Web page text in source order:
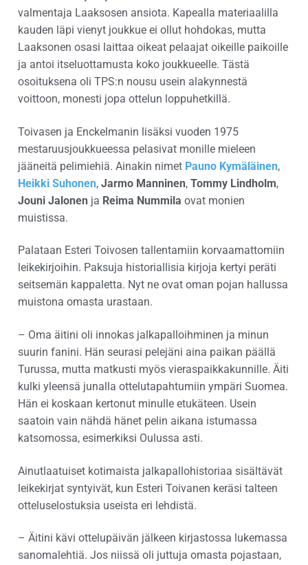
valmentaja Laaksosen ansiota. Kapealla materiaalilla
kauden läpi vienyt joukkue ei ollut hohdokas, mutta
Laaksonen osasi laittaa oikeat pelaajat oikeille paikoille
ja antoi itseluottamusta koko joukkueelle. Tästä
osoituksena oli TPS:n nousu usein alakynnestä
voittoon, monesti jopa ottelun loppuhetkillä.
Toivasen ja Enckelmanin lisäksi vuoden 1975
mestaruusjoukkueessa pelasivat monille mieleen
jääneitä pelimiehiä. Ainakin nimet Pauno Kymäläinen,
Heikki Suhonen, Jarmo Manninen, Tommy Lindholm,
Jouni Jalonen ja Reima Nummila ovat monien
muistissa.
Palataan Esteri Toivosen tallentamiin korvaamattomiin
leikekirjoihin. Paksuja historiallisia kirjoja kertyi peräti
seitsemän kappaletta. Nyt ne ovat oman pojan hallussa
muistona omasta urastaan.
– Oma äitini oli innokas jalkapalloihminen ja minun
suurin fanini. Hän seurasi pelejäni aina paikan päällä
Turussa, mutta matkusti myös vieraspaikkakunnille. Äiti
kulki yleensä junalla ottelutapahtumiin ympäri Suomea.
Hän ei koskaan kertonut minulle etukäteen. Usein
saatoin vain nähdä hänet pelin aikana istumassa
katsomossa, esimerkiksi Oulussa asti.
Ainutlaatuiset kotimaista jalkapallohistoriaa sisältävät
leikekirjat syntyivät, kun Esteri Toivanen keräsi talteen
otteluselostuksia useista eri lehdistä.
– Äitini kävi ottelupäivän jälkeen kirjastossa lukemassa
sanomalehtiä. Jos niissä oli juttuja omasta pojastaan,